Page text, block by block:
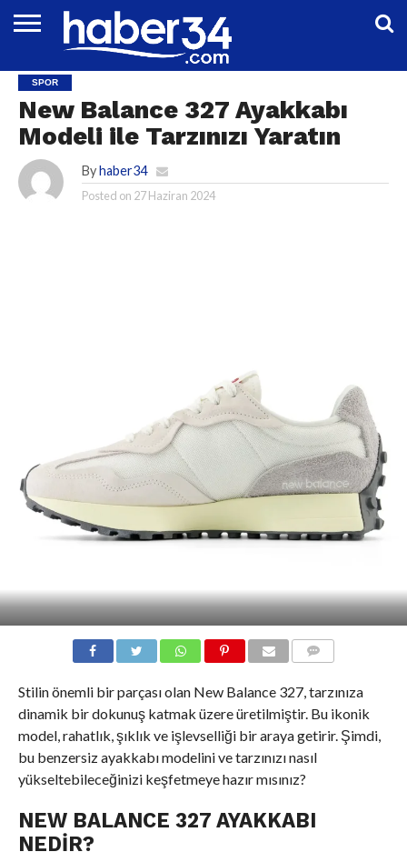
EĞITIM
EKONOMI
GENEL
MAGAZIN
OTOMOTIV
SIYASET
SPOR
TEKNOLOJI
SPOR
New Balance 327 Ayakkabı
Modeli ile Tarzınızı Yaratın
By haber34
Posted on 27 Haziran 2024
Stilin önemli bir parçası olan New Balance 327, tarzınıza
dinamik bir dokunuş katmak üzere üretilmiştir. Bu ikonik
model, rahatlık, şıklık ve işlevselliği bir araya getirir. Şimdi,
bu benzersiz ayakkabı modelini ve tarzınızı nasıl
yükseltebileceğinizi keşfetmeye hazır mısınız?
NEW BALANCE 327 AYAKKABI
NEDIR?